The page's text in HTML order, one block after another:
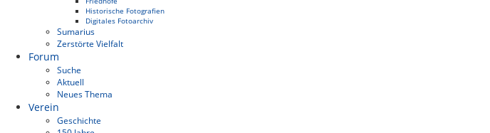
Historische Fotografien
Digitales Fotoarchiv
Sumarius
Zerstörte Vielfalt
Forum
Suche
Aktuell
Neues Thema
Verein
Geschichte